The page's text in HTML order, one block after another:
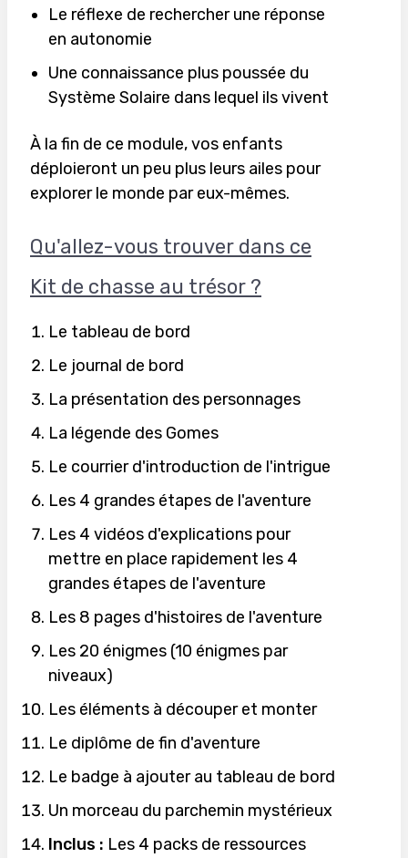
Le réflexe de rechercher une réponse
en autonomie
Une connaissance plus poussée du
Système Solaire dans lequel ils vivent
À la fin de ce module, vos enfants
déploieront un peu plus leurs ailes pour
explorer le monde par eux-mêmes.
Qu'allez-vous trouver dans ce
Kit de chasse au trésor ?
Le tableau de bord
Le journal de bord
La présentation des personnages
La légende des Gomes
Le courrier d'introduction de l'intrigue
Les 4 grandes étapes de l'aventure
Les 4 vidéos d'explications pour
mettre en place rapidement les 4
grandes étapes de l'aventure
Les 8 pages d'histoires de l'aventure
Les 20 énigmes (10 énigmes par
niveaux)
Les éléments à découper et monter
Le diplôme de fin d'aventure
Le badge à ajouter au tableau de bord
Un morceau du parchemin mystérieux
Inclus : Les 4 packs de ressources